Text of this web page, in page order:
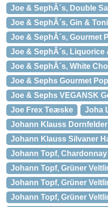
Joe & SephÂ´s, Double
Joe & SephÂ´s, Gin &
Joe & SephÂ´s, Gourmet
Joe & SephÂ´s, Liquorice
Joe & SephÂ´s, White
Joe & Sephs Gourmet
Joe & Sephs VEGANSK
Joe Frex Teæske
Joha
Johann Klauss
Johann Klauss Silvaner
Johann Topf,
Johann Topf, Grüner
Johann Topf, Grüner
Johann Topf, Grüner